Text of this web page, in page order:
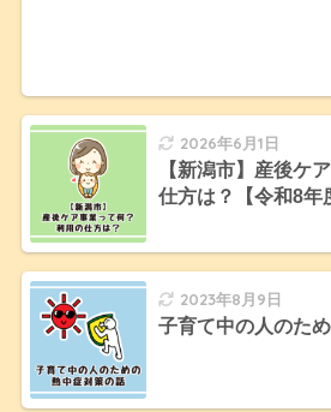
2026年6月1日
【新潟市】産後ケ
仕方は？【令和8年
2023年8月9日
子育て中の人のた